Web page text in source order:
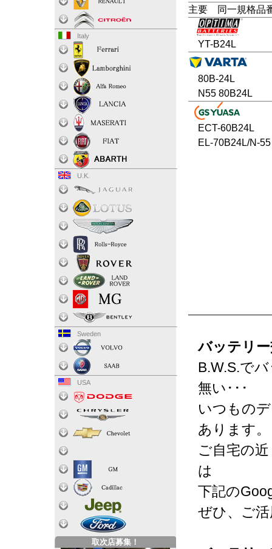
主要 同一規格品
YT-B24L
80B-24L
N55 80B24L
ECT-60B24L
EL-70B24L/N-55
バッテリ
B.W.S.で
無い･･･
いつもの
あります
ご自宅の
は
下記の
ぜひ、ご
Italy
U.K.
Sweden
USA
取次店募集！